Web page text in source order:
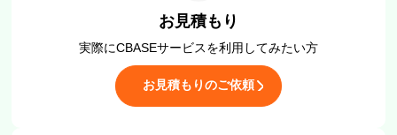
お見積もり
実際にCBASEサービスを利用してみたい方
お見積もりのご依頼